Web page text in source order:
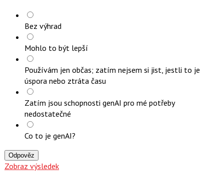
Bez výhrad
Mohlo to být lepší
Používám jen občas; zatím nejsem si jist, jestli to je
úspora nebo ztráta času
Zatím jsou schopnosti genAI pro mé potřeby
nedostatečné
Co to je genAI?
Odpověz
Zobraz výsledek